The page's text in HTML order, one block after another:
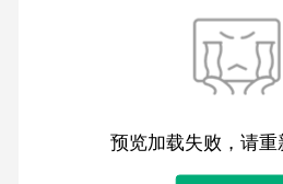
预览加载失败，请重